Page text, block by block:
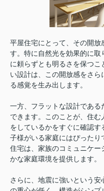
平屋住宅にとって、その開
す。特に自然光を効果的に
に頼らずとも明るさを保つ
い設計は、この開放感をさ
る感覚を生み出します。
一方、フラットな設計であ
できます。このことが、住
をしているかをすぐに確認
子様がいる家庭にはぴった
住宅は、家族のコミュニケ
かな家庭環境を提供します。
さらに、地震に強いという